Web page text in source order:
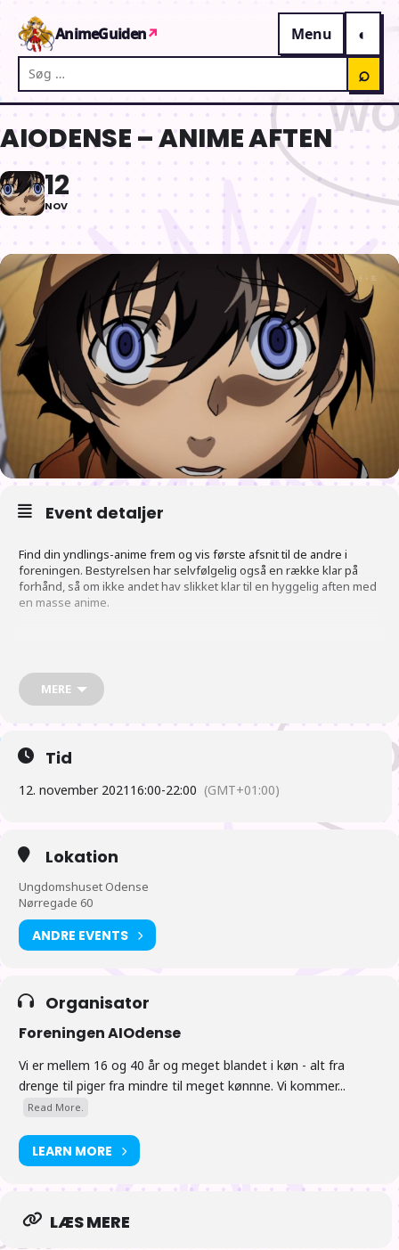
AnimeGuiden↗
Menu
Søg på AnimeGuiden
⌕
AIODENSE – ANIME AFTEN
12
NOV
Event detaljer
Find din yndlings-anime frem og vis første afsnit til de andre i
foreningen. Bestyrelsen har selvfølgelig også en række klar på
forhånd, så om ikke andet hav slikket klar til en hyggelig aften med
en masse anime.
(hentning, spisning ved tilbagekomst).
Vi satser på at der er “nyheder fra Japan” klokken 18 (eller kort
Som altid åbnes der klokken 16 og lukkes klokken 22 officielt.
MERE
Tid
12. november 2021 16:00-22:00 (GMT+01:00)
Lokation
Ungdomshuset Odense
Nørregade 60
ANDRE EVENTS
Organisator
Foreningen AIOdense
Vi er mellem 16 og 40 år og meget blandet i køn - alt fra
drenge til piger fra mindre til meget kønnne. Vi kommer...
Read More.
LEARN MORE
LÆS MERE